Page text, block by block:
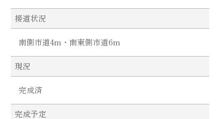
接道状況
南側市道4m・南東側市道6m
現況
完成済
完成予定